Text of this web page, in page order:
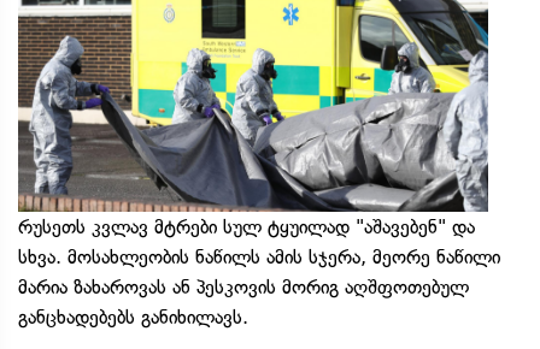
რუსეთს კვლავ მტრები სულ ტყუილად "აშავებენ" და
სხვა. მოსახლეობის ნაწილს ამის სჯერა, მეორე ნაწილი
მარია ზახაროვას ან პესკოვის მორიგ აღშფოთებულ
განცხადებებს განიხილავს.